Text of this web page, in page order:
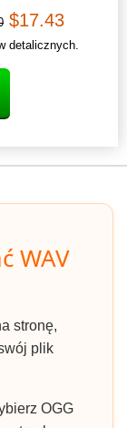
$17.43
detalicznych.
WAV
stronę,
plik
OGG